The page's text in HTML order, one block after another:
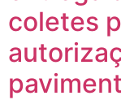
coletes